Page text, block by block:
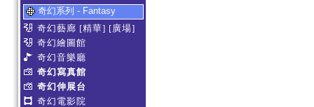
奇幻系列 - Fantasy
奇幻藝廊 [精華] [廣場]
奇幻繪圖館
奇幻音樂廳
奇幻寫真館
奇幻伸展台
奇幻電影院